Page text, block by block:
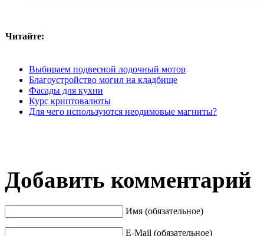
Читайте:
Выбираем подвесной лодочный мотор
Благоустройство могил на кладбище
Фасады для кухни
Курс криптовалюты
Для чего используются неодимовые магниты?
Добавить комментарий
Имя (обязательное)
E-Mail (обязательное)